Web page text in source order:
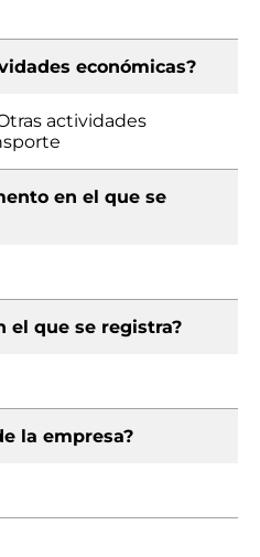
económicas?
actividades
en el que se
el que se registra?
la empresa?